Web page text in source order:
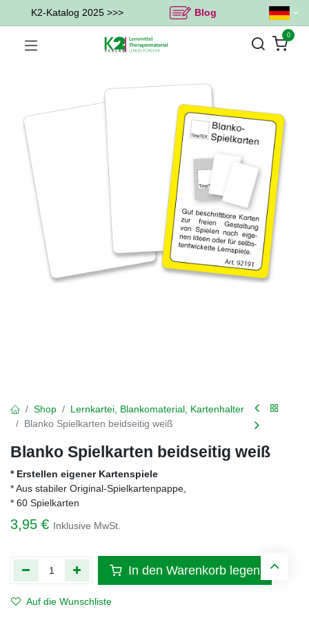
K2-Katalog 2025 >>> Blog
0
Shop
Lernkartei, Blankomaterial, Kartenhalter
Blanko Spielkarten beidseitig weiß
Blanko Spielkarten beidseitig weiß
* Erstellen eigener Kartenspiele
* Aus stabiler Original-Spielkartenpappe,
* 60 Spielkarten
3,95 € Inklusive MwSt.
In den Warenkorb legen
Auf die Wunschliste